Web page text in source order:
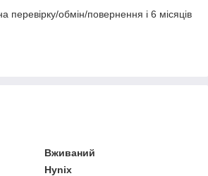
перевірку/обмін/повернення і 6 місяців
Вживаний
Hynix